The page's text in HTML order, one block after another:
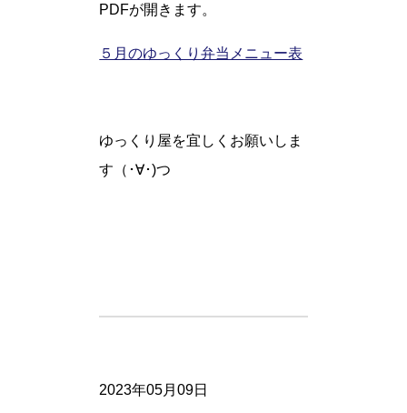
PDFが開きます。
５月のゆっくり弁当メニュー表
ゆっくり屋を宜しくお願いしま
す（･∀･)つ
2023年05月09日